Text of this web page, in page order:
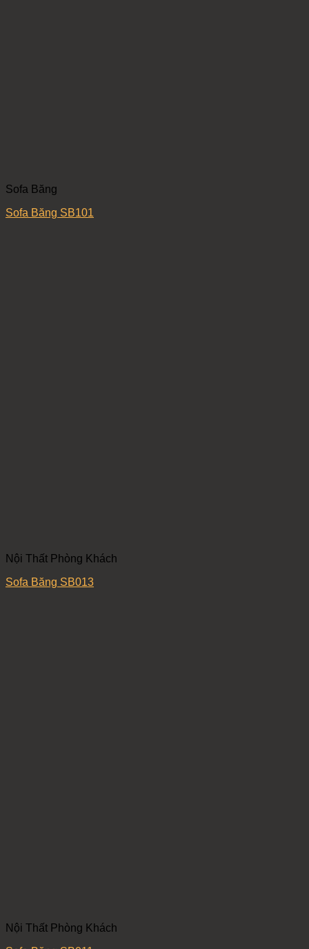
Sofa Băng
Sofa Băng SB101
Nội Thất Phòng Khách
Sofa Băng SB013
Nội Thất Phòng Khách